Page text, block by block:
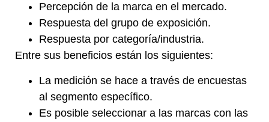
Percepción de la marca en el mercado.
Respuesta del grupo de exposición.
Respuesta por categoría/industria.
Entre sus beneficios están los siguientes:
La medición se hace a través de encuestas
al segmento específico.
Es posible seleccionar a las marcas con las